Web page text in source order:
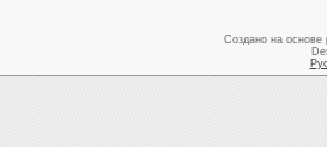
Создано на основе